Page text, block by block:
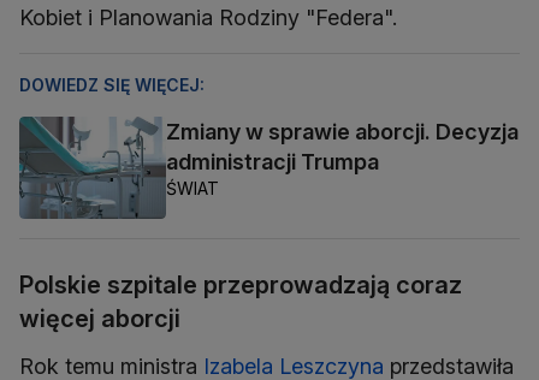
Kobiet i Planowania Rodziny "Federa".
DOWIEDZ SIĘ WIĘCEJ:
Zmiany w sprawie aborcji. Decyzja
administracji Trumpa
ŚWIAT
Polskie szpitale przeprowadzają coraz
więcej aborcji
Rok temu ministra Izabela Leszczyna przedstawiła